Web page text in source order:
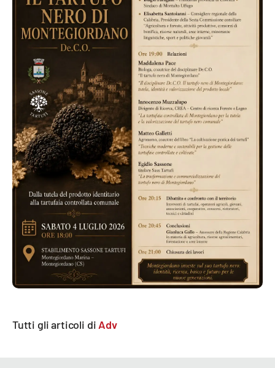
Lacplay.it
Lactv.it
Laconair.it
Lacitymag.it
Lacapitalenews.it
Ilreggino.it
Cosenzachannel.it
Ilvibonese.it
Catanzarochannel.it
Android
Tutti gli articoli di Adv